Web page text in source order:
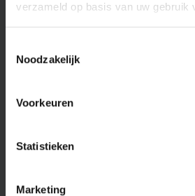
verzameld op basis van uw gebruik
Noodzakelijk
Voorkeuren
Statistieken
Marketing